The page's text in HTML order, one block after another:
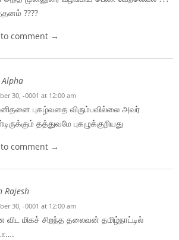
????
comment →
30, -0001 at 12:00 am
புகழ்வதை விரும்பவில்லை அவர்
தத்துவமே புகழுக்குறியது
comment →
Rajesh
30, -0001 at 12:00 am
மிகச் சிறந்த தலைவன் தமிழ்நாட்டில்